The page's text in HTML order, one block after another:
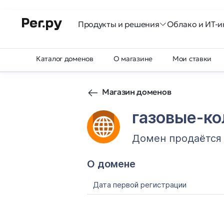
Продукты и решения Облако и ИТ-
Каталог доменов О магазине Мои ставки
Магазин доменов
газовые-
Домен продаётся
О домене
Дата первой регистрации